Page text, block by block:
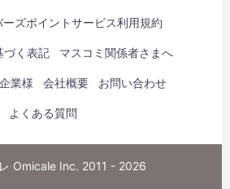
ズポイントサービス利用規約
づく表記 マスコミ関係者さまへ
業様 会社概要 お問い合わせ
よくある質問
Omicale Inc. 2011 - 2026